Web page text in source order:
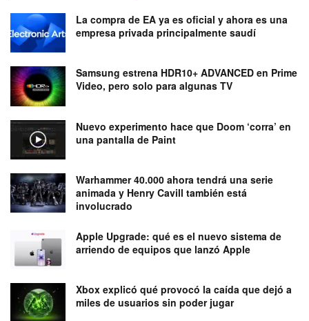
La compra de EA ya es oficial y ahora es una
empresa privada principalmente saudí
Samsung estrena HDR10+ ADVANCED en Prime
Video, pero solo para algunas TV
Nuevo experimento hace que Doom ‘corra’ en
una pantalla de Paint
Warhammer 40.000 ahora tendrá una serie
animada y Henry Cavill también está
involucrado
Apple Upgrade: qué es el nuevo sistema de
arriendo de equipos que lanzó Apple
Xbox explicó qué provocó la caída que dejó a
miles de usuarios sin poder jugar